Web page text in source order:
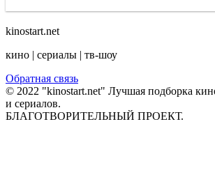
kinostart.net
кино | сериалы | тв-шоу
Обратная связь
© 2022 "kinostart.net" Лучшая подборка
и сериалов.
БЛАГОТВОРИТЕЛЬНЫЙ ПРОЕКТ.